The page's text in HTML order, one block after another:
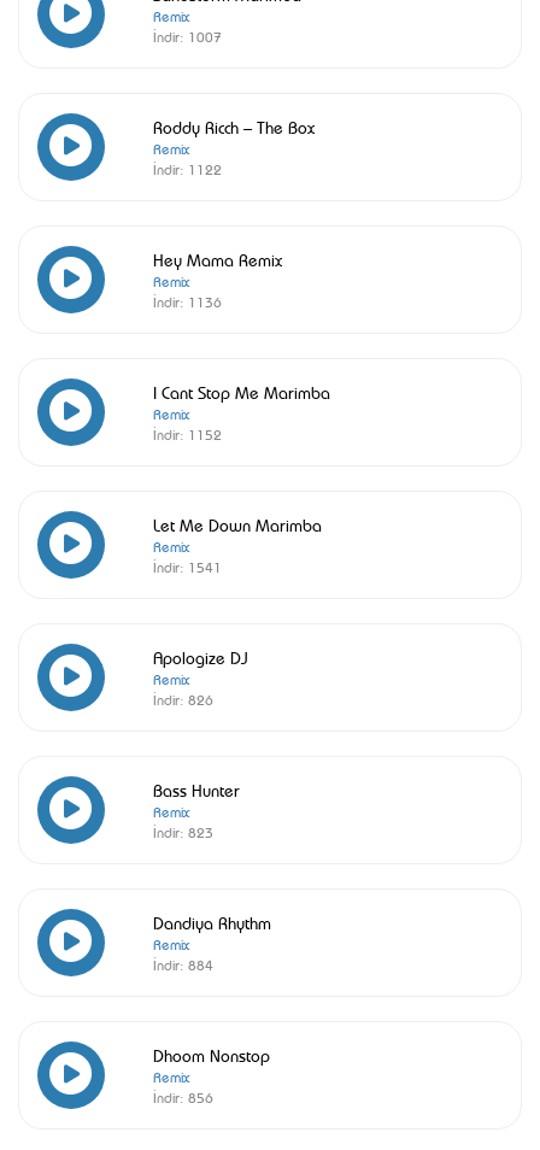
Remix
İndir: 1007
Roddy Ricch – The Box
Remix
İndir: 1122
Hey Mama Remix
Remix
İndir: 1136
I Cant Stop Me Marimba
Remix
İndir: 1152
Let Me Down Marimba
Remix
İndir: 1541
Apologize DJ
Remix
İndir: 826
Bass Hunter
Remix
İndir: 823
Dandiya Rhythm
Remix
İndir: 884
Dhoom Nonstop
Remix
İndir: 856